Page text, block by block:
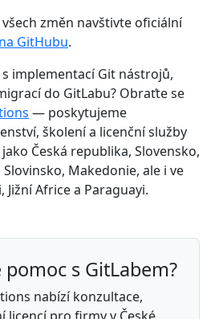
změn navštivte oficiální
GitHubu.
implementací Git nástrojů,
do GitLabu? Obraťte se
— poskytujeme
školení a licenční služby
Česká republika, Slovensko,
Makedonie, ale i ve
Africe a Paraguayi.
s GitLabem?
nabízí konzultace,
licencí pro firmy v České